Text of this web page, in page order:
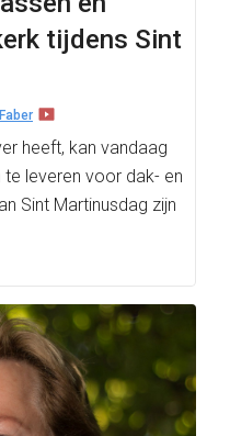
tijdens Sint
heeft, kan vandaag
leveren voor dak- en
Sint Martinusdag zijn